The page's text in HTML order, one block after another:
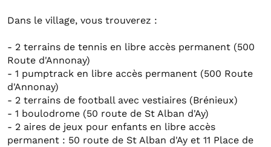
Dans le village, vous trouverez :
- 2 terrains de tennis en libre accès permanent (500
Route d'Annonay)
- 1 pumptrack en libre accès permanent (500 Route
d'Annonay)
- 2 terrains de football avec vestiaires (Brénieux)
- 1 boulodrome (50 route de St Alban d'Ay)
- 2 aires de jeux pour enfants en libre accès
permanent : 50 route de St Alban d'Ay et 11 Place de